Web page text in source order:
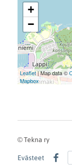
+
−
Leaflet| Map data ©
Mapbox
©Tekna ry
Evästeet